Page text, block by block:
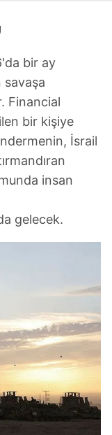
bir ay
savaşa
Financial
bir kişiye
İsrail
insan
gelecek.